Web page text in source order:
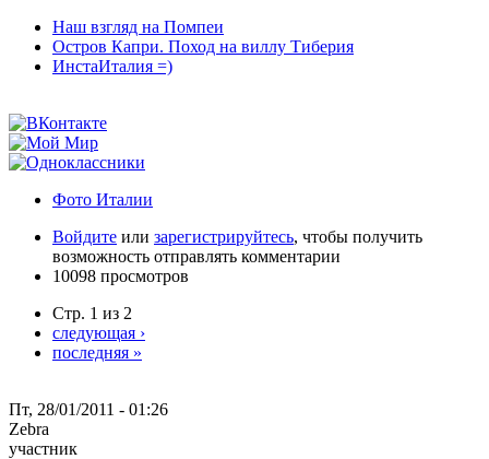
Наш взгляд на Помпеи
Остров Капри. Поход на виллу Тиберия
ИнстаИталия =)
Фото Италии
Войдите или зарегистрируйтесь, чтобы получить
возможность отправлять комментарии
10098 просмотров
Стр. 1 из 2
следующая ›
последняя »
Пт, 28/01/2011 - 01:26
Zebra
участник